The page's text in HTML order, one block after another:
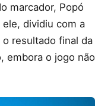
marcador, Popó
dividiu com a
resultado final da
embora o jogo não